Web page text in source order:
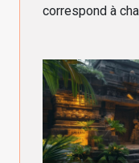
correspond à